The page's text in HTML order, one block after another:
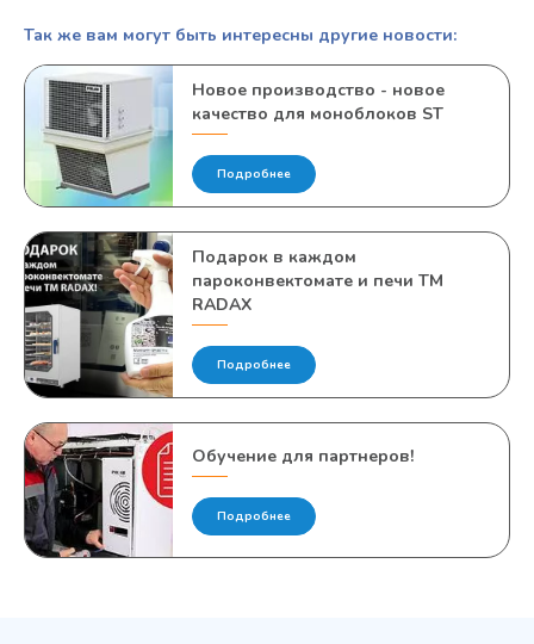
Так же вам могут быть интересны другие новости:
Новое производство - новое
качество для моноблоков ST
Подробнее
Подарок в каждом
пароконвектомате и печи TM
RADAX
Подробнее
Обучение для партнеров!
Подробнее